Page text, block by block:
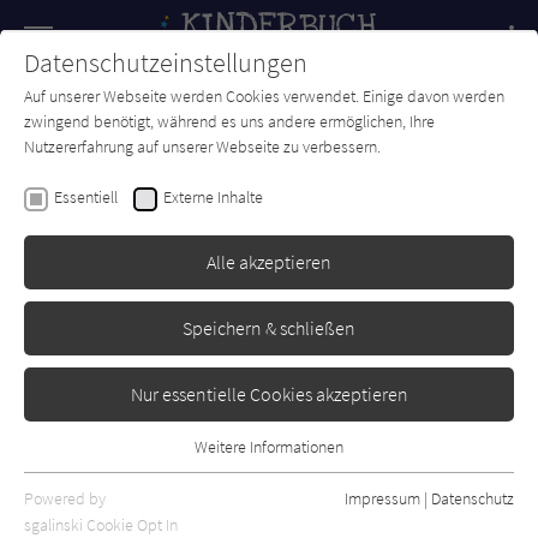
SUCHE Forum Charts Newsletter
Eva Lindström
Wir sind die Könige des
Waldes, sozusagen
Kunstmann
Datenschutzeinstellungen
Auf unserer Webseite werden Cookies verwendet. Einige davon werden
zwingend benötigt, während es uns andere ermöglichen, Ihre
Nutzererfahrung auf unserer Webseite zu verbessern.
Essentiell Externe Inhalte
Alle akzeptieren
Speichern & schließen
Nur essentielle Cookies akzeptieren
Essentielle Cookies werden für grundlegende Funktionen der
Webseite benötigt. Dadurch ist gewährleistet, dass die Webseite
Weitere Informationen
Powered by
sgalinski Cookie Opt In
Impressum | Datenschutz